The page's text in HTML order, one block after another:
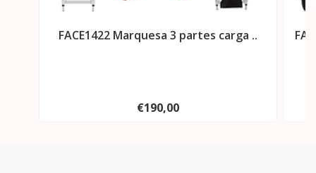
FACE1422 Marquesa 3 partes carga ..
€190,00